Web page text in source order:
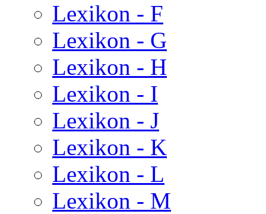
Lexikon - F
Lexikon - G
Lexikon - H
Lexikon - I
Lexikon - J
Lexikon - K
Lexikon - L
Lexikon - M